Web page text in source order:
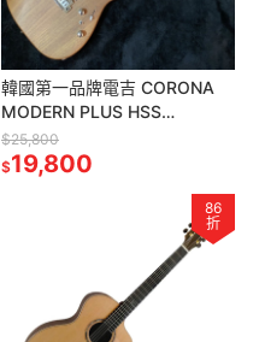
韓國第一品牌電吉 CORONA
MODERN PLUS HSS
MPHSS24 MAH ST 楓烤木指
板桃花心木琴身
$25,800
$19,800
86
折